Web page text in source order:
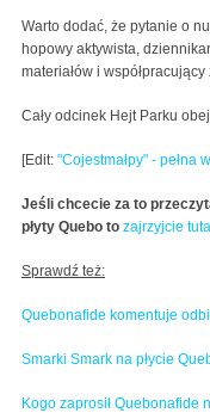
Warto dodać, że pytanie o
hopowy aktywista,
materiałów i
Cały odcinek Hejt Parku
[Edit: "Cojestmałpy" - pełna
Jeśli chcecie za to
płyty Quebo to zajrzyjcie
Sprawdź też:
Quebonafide komentuje
Smarki Smark na płycie
Kogo zaprosił Quebonafide